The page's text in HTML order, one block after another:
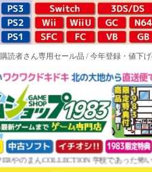
読者さん専用セール品 / 今年登録・値下
まんCOLLECTION 学校であった怖い話